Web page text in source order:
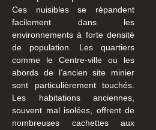
Ces nuisibles se répandent
facilement dans les
environnements à forte densité
de population. Les quartiers
comme le Centre-ville ou les
abords de l’ancien site minier
sont particulièrement touchés.
Les habitations anciennes,
souvent mal isolées, offrent de
nombreuses cachettes aux